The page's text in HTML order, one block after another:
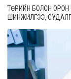
ТӨРИЙН БОЛОН
ШИНЖИЛГЭЭ,